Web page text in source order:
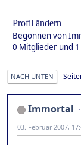
Profil ändern
Begonnen von
0 Mitglieder und
NACH UNTEN
Immortal
03. Februar 2007,